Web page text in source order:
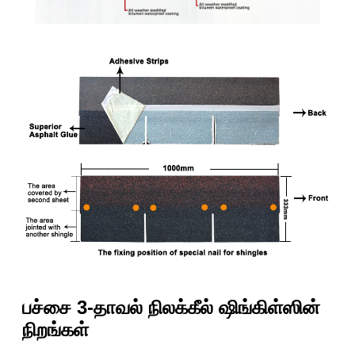
பச்சை 3-தாவல் நிலக்கீல் ஷிங்கிள்ஸின்
நிறங்கள்